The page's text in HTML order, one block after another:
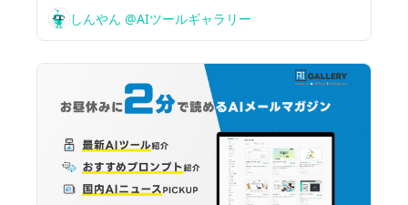
しんやん @AIツールギャラリー